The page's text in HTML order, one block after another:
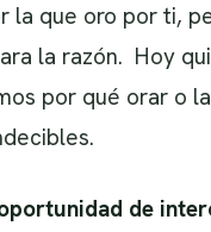
la que oro por ti,
la razón. Hoy
por qué orar o
de